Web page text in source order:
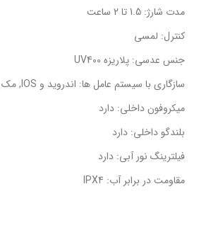
مدت شارژ: 1.5 تا 2 ساعت
کنترل: لمسی
جنس عدسی: پلاریزه UV400
سازگاری با سیستم عامل ها: اندروید و IOS, مک و ویندوز
میکروفون داخلی: دارد
بلندگو داخلی: دارد
فیلترینگ نور آبی: دارد
مقاومت در برابر آب: IPX4